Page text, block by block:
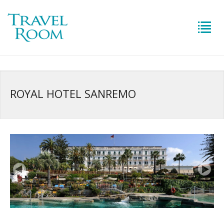
ROYAL HOTEL SANREMO